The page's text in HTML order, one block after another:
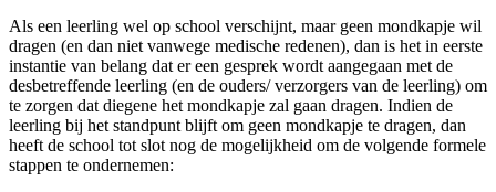
Als een leerling wel op school verschijnt, maar geen mondkapje wil
dragen (en dan niet vanwege medische redenen), dan is het in eerste
instantie van belang dat er een gesprek wordt aangegaan met de
desbetreffende leerling (en de ouders/ verzorgers van de leerling) om
te zorgen dat diegene het mondkapje zal gaan dragen. Indien de
leerling bij het standpunt blijft om geen mondkapje te dragen, dan
heeft de school tot slot nog de mogelijkheid om de volgende formele
stappen te ondernemen: